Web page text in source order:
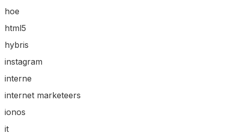
hoe
html5
hybris
instagram
interne
internet marketeers
ionos
it